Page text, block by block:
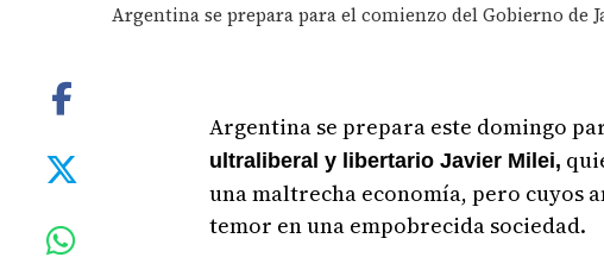
Argentina se prepara para el comienzo del Gobierno de
Argentina se prepara este domingo
ultraliberal y libertario Javier Milei,
una maltrecha economía, pero cuyos
temor en una empobrecida sociedad.